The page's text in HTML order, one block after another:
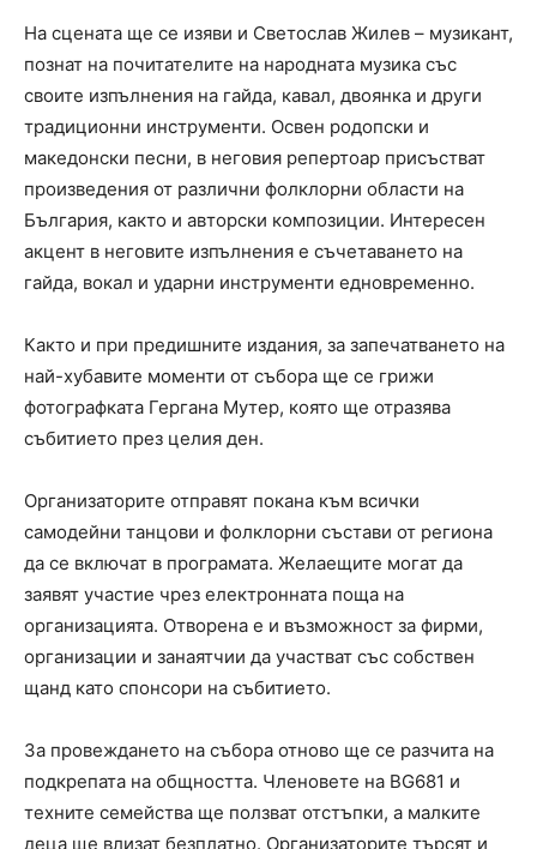
На сцената ще се изяви и Светослав Жилев – музикант,
познат на почитателите на народната музика със
своите изпълнения на гайда, кавал, двоянка и други
традиционни инструменти. Освен родопски и
македонски песни, в неговия репертоар присъстват
произведения от различни фолклорни области на
България, както и авторски композиции. Интересен
акцент в неговите изпълнения е съчетаването на
гайда, вокал и ударни инструменти едновременно.
Както и при предишните издания, за запечатването на
най-хубавите моменти от събора ще се грижи
фотографката Гергана Мутер, която ще отразява
събитието през целия ден.
Организаторите отправят покана към всички
самодейни танцови и фолклорни състави от региона
да се включат в програмата. Желаещите могат да
заявят участие чрез електронната поща на
организацията. Отворена е и възможност за фирми,
организации и занаятчии да участват със собствен
щанд като спонсори на събитието.
За провеждането на събора отново ще се разчита на
подкрепата на общността. Членовете на BG681 и
техните семейства ще ползват отстъпки, а малките
деца ще влизат безплатно. Организаторите търсят и